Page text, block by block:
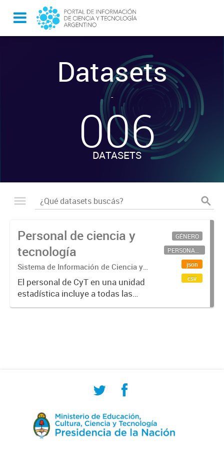
Datasets
-
006
DATASETS
Personal de ciencia y
tecnología
Sistema de Información de Ciencia y
Tecnología Argentino (SICYTAR)
El personal de CyT en una unidad
estadística incluye a todas las
personas involucradas
GÉNERO
PERSONAL CIENTÍFICO-TECNOLÓGICO
json
csv